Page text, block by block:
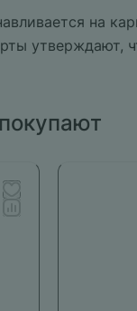
на
утверждают,